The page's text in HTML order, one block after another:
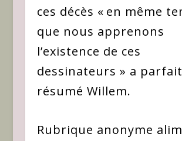
ces décès « en même
que nous apprenons
l’existence de ces
dessinateurs » a
résumé Willem.
Rubrique anonyme